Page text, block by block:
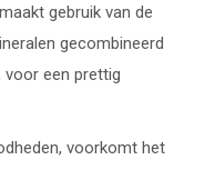
gebruik van de
gecombineerd
voor een prettig
voorkomt het